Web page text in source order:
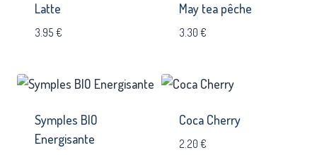
Latte
3.95 €
May tea pêche
3.30 €
Symples BIO
Energisante
Coca Cherry
2.20 €